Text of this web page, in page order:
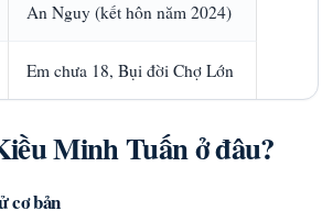
An Nguy (kết hôn năm 2024)
Em chưa 18, Bụi đời Chợ Lớn
Minh Tuấn ở đâu?
cơ bản